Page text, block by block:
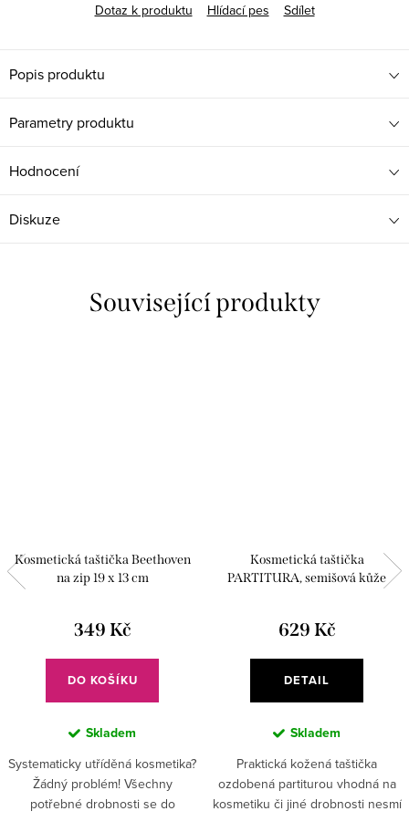
Dotaz k produktu
Hlídací pes Sdílet
Popis produktu
Parametry produktu
Hodnocení
Diskuze
Související produkty
Kosmetická taštička Beethoven
na zip 19 x 13 cm
349 Kč
DO KOŠÍKU
Skladem
Systematicky utříděná kosmetika?
Žádný problém! Všechny
potřebné drobnosti se do
Kosmetická taštička
PARTITURA, semišová kůže
629 Kč
DETAIL
Skladem
Praktická kožená taštička
ozdobená partiturou vhodná na
kosmetiku či jiné drobnosti nesmí